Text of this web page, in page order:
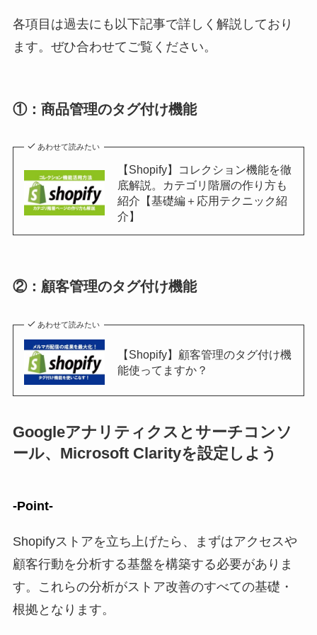
各項目は過去にも以下記事で詳しく解説しており
ます。ぜひ合わせてご覧ください。
①：商品管理のタグ付け機能
あわせて読みたい
【Shopify】コレクション機能を徹
底解説。カテゴリ階層の作り方も
紹介【基礎編＋応用テクニック紹
介】
②：顧客管理のタグ付け機能
あわせて読みたい
【Shopify】顧客管理のタグ付け機
能使ってますか？
Googleアナリティクスとサーチコンソ
ール、Microsoft Clarityを設定しよう
-Point-
Shopifyストアを立ち上げたら、まずはアクセスや
顧客行動を分析する基盤を構築する必要がありま
す。これらの分析がストア改善のすべての基礎・
根拠となります。